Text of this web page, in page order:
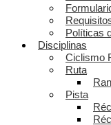
Políticas
Disciplinas
Ciclismo
Ruta
Pista